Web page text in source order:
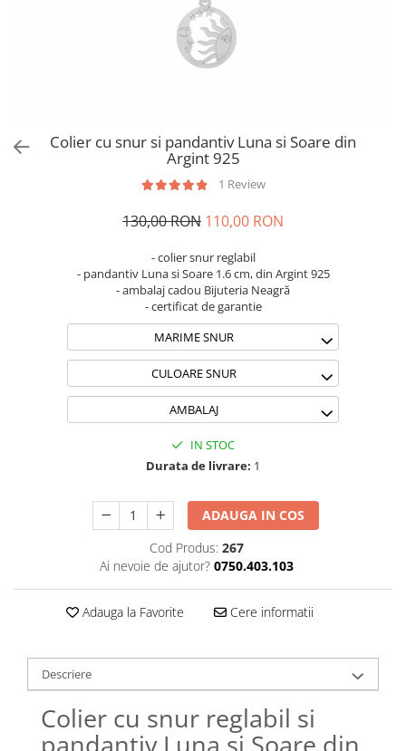
Coliere Transparente cu Cruce
Coliere Transparente cu Stea
Coliere Transparente cu Soare
Coliere Transparente cu Initiale
Coliere Transparente cu Flori
Coliere Transparente cu Molecule
Coliere Transparente Diverse
Lănțișoare cu Inimioare
Lănțișoare cu Cruce
Lănțișoare cu Stea
Lănțișoare cu Molecule
Lănțișoare cu Pietre Naturale
Lănțișoare Argint Diverse
COLIERE CU PERLE
Coliere cu Perle Naturale
Coliere cu Inimioare
Coliere cu Stea
Colier cu snur si pandantiv Luna si Soare din
Argint 925
1 Review
130,00 RON 110,00 RON
- colier snur reglabil
- pandantiv Luna si Soare 1.6 cm, din Argint 925
- ambalaj cadou Bijuteria Neagră
- certificat de garantie
MARIME SNUR
CULOARE SNUR
AMBALAJ
IN STOC
Durata de livrare: 1
ADAUGA IN COS
Cod Produs: 267
Ai nevoie de ajutor? 0750.403.103
Adauga la Favorite Cere informatii
Descriere
Colier cu snur reglabil si
pandantiv Luna si Soare din